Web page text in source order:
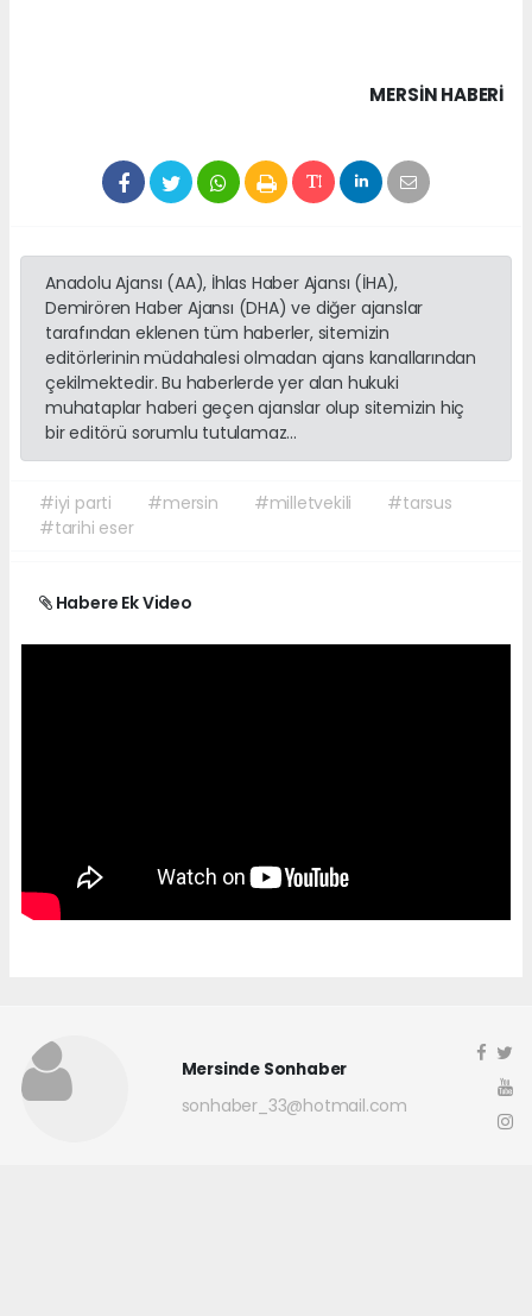
MERSIN HABERİ
Anadolu Ajansı (AA), İhlas Haber Ajansı (İHA),
Demirören Haber Ajansı (DHA) ve diğer ajanslar
tarafından eklenen tüm haberler, sitemizin
editörlerinin müdahalesi olmadan ajans kanallarından
çekilmektedir. Bu haberlerde yer alan hukuki
muhataplar haberi geçen ajanslar olup sitemizin hiç
bir editörü sorumlu tutulamaz...
#iyi parti #mersin #milletvekili
#tarsus
#tarihi eser
Habere Ek Video
Mersinde Sonhaber
sonhaber_33@hotmail.com